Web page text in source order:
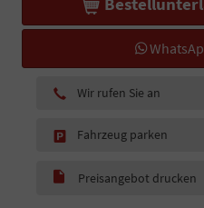
Wir rufen Sie an
Fahrzeug parken
Preisangebot drucken